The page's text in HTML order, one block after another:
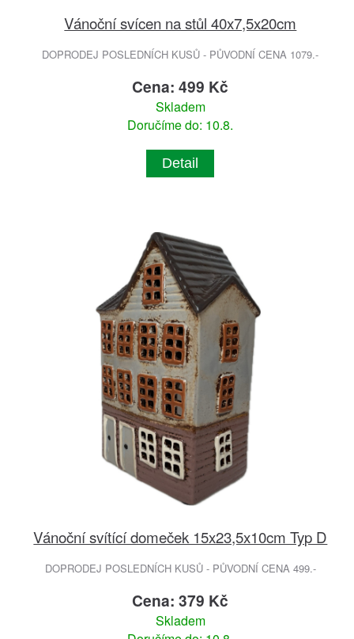
Vánoční svícen na stůl 40x7,5x20cm
DOPRODEJ POSLEDNÍCH KUSŮ - PŮVODNÍ CENA 1079.-
Cena: 499 Kč
Skladem
Doručíme do: 10.8.
Detail
Vánoční svítící domeček 15x23,5x10cm Typ D
DOPRODEJ POSLEDNÍCH KUSŮ - PŮVODNÍ CENA 499.-
Cena: 379 Kč
Skladem